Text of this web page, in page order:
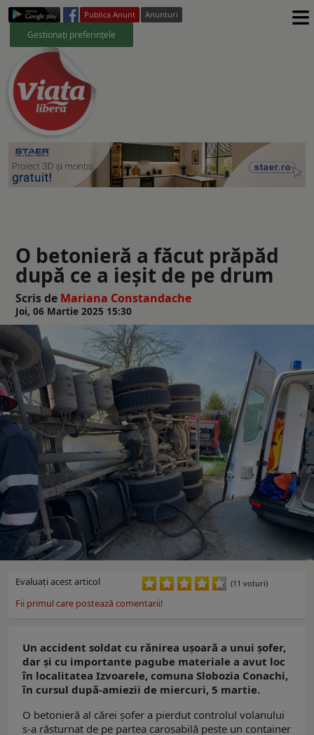
Publica Anunt Anunturi
Gestionați preferințele ≡
O betonieră a făcut prăpăd
după ce a ieșit de pe drum
Scris de Mariana Constandache
Joi, 06 Martie 2025 15:30
Evaluaţi acest articol (11 voturi)
Fii primul care postează comentarii!
Un accident soldat cu rănirea ușoară a unui șofer,
dar și cu importante pagube materiale a avut loc
în localitatea Izvoarele, comuna Slobozia Conachi,
în cursul după-amiezii de miercuri, 5 martie.
O betonieră al cărei șofer a pierdut controlul volanului
s-a răsturnat de pe partea carosabilă peste un container